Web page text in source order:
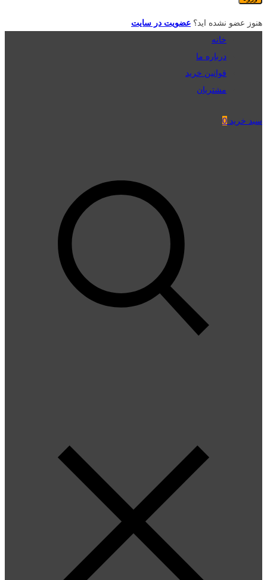
هنوز عضو نشده اید؟ عضویت در سایت
خانه
درباره ما
قوانین خرید
مشتریان
سبد خرید 0